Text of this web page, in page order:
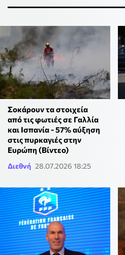
Σοκάρουν τα στοιχεία
από τις φωτιές σε Γαλλία
και Ισπανία - 57% αύξηση
στις πυρκαγιές στην
Ευρώπη (Βίντεο)
Διεθνή 28.07.2026 18:25